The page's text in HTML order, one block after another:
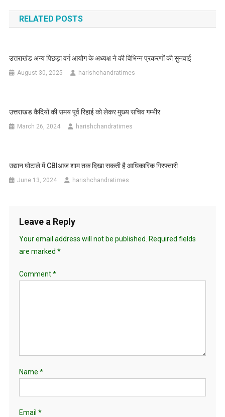
navigation
RELATED POSTS
उत्तराखंड अन्य पिछड़ा वर्ग आयोग के अध्यक्ष ने की विभिन्न प्रकरणों की सुनवाई
August 30, 2025 harishchandratimes
उत्तराखड कैदियों की समय पूर्व रिहाई को लेकर मुख्य सचिव गम्भीर
March 26, 2024 harishchandratimes
उद्यान घोटाले में CBIआज शाम तक दिखा सकती है आधिकारिक गिरफ्तारी
June 13, 2024 harishchandratimes
Leave a Reply
Your email address will not be published.
Required fields
are marked *
Comment*
Name *
Email *